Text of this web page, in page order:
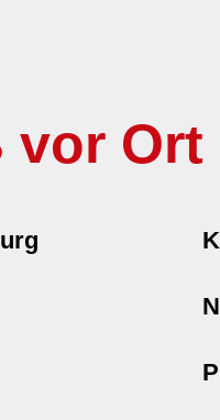
vor Ort